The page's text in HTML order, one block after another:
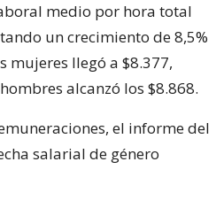
medio por hora total
un crecimiento de 8,5%
mujeres llegó a $8.377,
alcanzó los $8.868.
el informe del
salarial de género